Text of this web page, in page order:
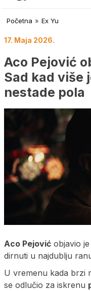
Početna » Ex Yu
17. Maja 2026.
Aco Pejović
Sad kad više
nestade pola
Aco Pejović objavio
dirnuti u najdublju
U vremenu kada brzi
se odlučio za iskrenu